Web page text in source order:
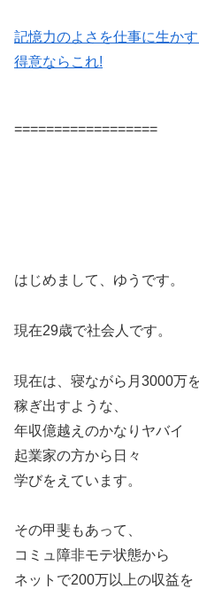
記憶力のよさを仕事に生か
得意ならこれ!
==================
はじめまして、ゆうです。
現在29歳で社会人です。
現在は、寝ながら月3000万
稼ぎ出すような、
年収億越えのかなりヤバイ
起業家の方から日々
学びをえています。
その甲斐もあって、
コミュ障非モテ状態から
ネットで200万以上の収益を